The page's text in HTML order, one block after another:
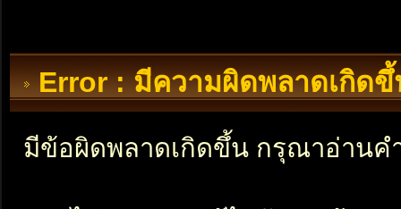
Error : มีความผิดพลาดเกิดขึ้
มีข้อผิดพลาดเกิดขึ้น กรุณาอ่านค